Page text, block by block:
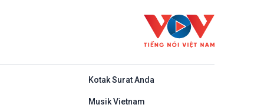
Kotak Surat Anda
Musik Vietnam